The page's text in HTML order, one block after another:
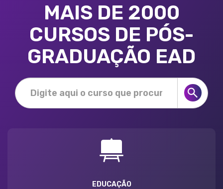
MAIS DE 2000
CURSOS DE PÓS-
GRADUAÇÃO EAD
EDUCAÇÃO